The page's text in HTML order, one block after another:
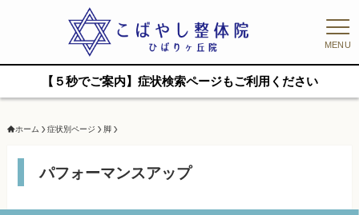
MENU
【５秒でご案内】症状検索ページもご利用ください
ホーム 症状別ページ 脚
パフォーマンスアップ